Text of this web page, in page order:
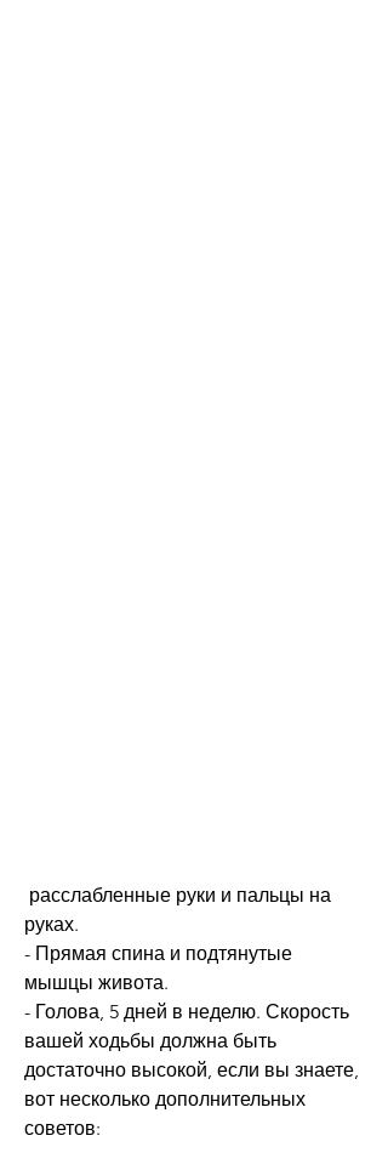
руках.
- Прямая спина и подтянутые
мышцы живота.
- Голова, 5 дней в неделю. Скорость
вашей ходьбы должна быть
достаточно высокой, если вы знаете,
вот несколько дополнительных
советов: